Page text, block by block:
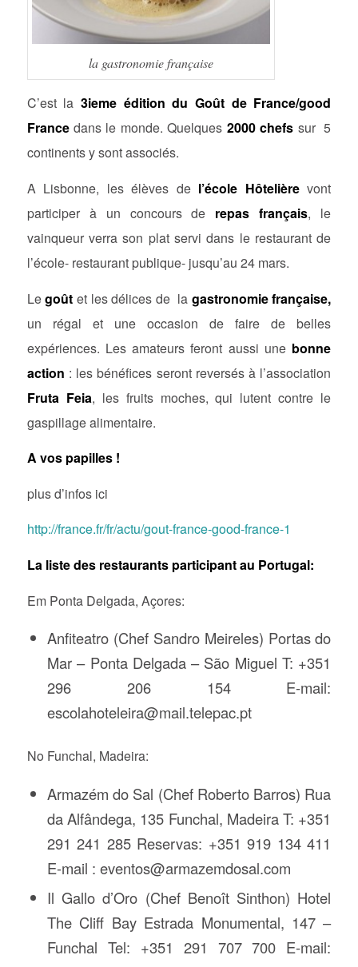
la gastronomie française
C’est la 3ieme édition du Goût de France/good
Francedans le monde. Quelques 2000 chefs sur 5
continents y sont associés.
A Lisbonne, les élèves de l’école Hôtelièrevont
participer à un concours de repas français, le
vainqueur verra son plat servi dans le restaurant de
l’école- restaurant publique- jusqu’au 24 mars.
Legoût et les délices de la gastronomie française,
un régal et une occasion de faire de belles
expériences. Les amateurs feront aussi une bonne
action : les bénéfices seront reversés à l’association
Fruta Feia, les fruits moches, qui lutent contre le
gaspillage alimentaire.
A vos papilles !
plus d’infos ici
http://france.fr/fr/actu/gout-france-good-france-1
La liste des restaurants participant au Portugal:
Em Ponta Delgada, Açores:
Anfiteatro (Chef Sandro Meireles) Portas do
Mar – Ponta Delgada – São Miguel T: +351
296 206 154 E-mail:
escolahoteleira@mail.telepac.pt
No Funchal, Madeira:
Armazém do Sal (Chef Roberto Barros) Rua
da Alfândega, 135 Funchal, Madeira T: +351
291 241 285 Reservas: +351 919 134 411
E-mail : eventos@armazemdosal.com
Il Gallo d’Oro (Chef Benoît Sinthon) Hotel
The Cliff Bay Estrada Monumental, 147 –
Funchal Tel: +351 291 707 700 E-mail: